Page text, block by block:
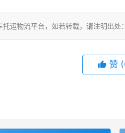
托运物流平台，如若转载，请注明
赞 (